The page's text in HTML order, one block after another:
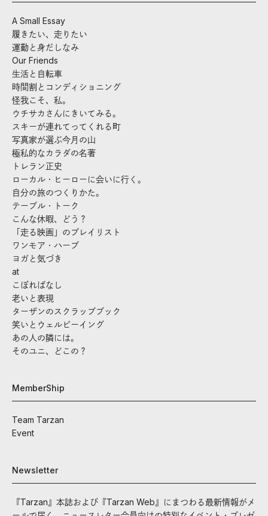
A Small Essay
履きたい、走りたい
運動と身だしなみ
Our Friends
生活と自転車
時間割とコンディショニング
怪我こそ、私。
ウチサカさんにきいてみる。
スキーが連れてってくれる町
写真家が選ぶ今月の山
極私的なカラダの名著
トレラン正史
ローカル・ヒーローに会いに行く。
自分の旅のつくりかた。
テーブル・トーク
こんな休暇、どう？
「走る映画」のプレイリスト
ワンモア・ハーブ
ヨガと気づき
at
こぼればなし
老いと表現
ターザンのスクラップブック
笑いとウェルビーイング
あの人の隣には。
そのユニ、どこの？
MemberShip
Team Tarzan
Event
Newsletter
『Tarzan』本誌および『Tarzan Web』にまつわる最新情報がメ